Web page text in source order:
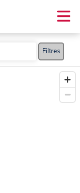
Filtres